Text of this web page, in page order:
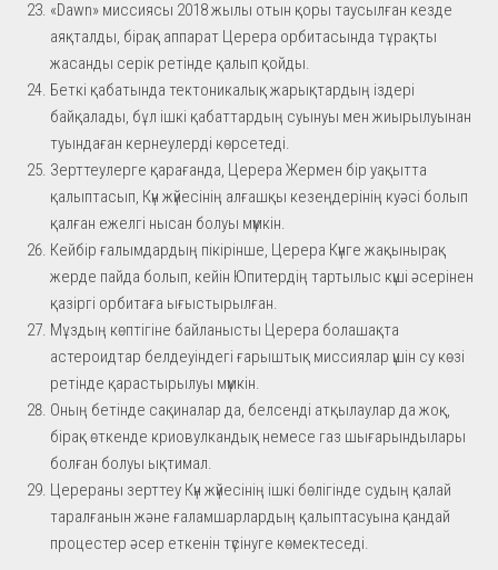
«Dawn» миссиясы 2018 жылы отын қоры таусылған кезде
аяқталды, бірақ аппарат Церера орбитасында тұрақты
жасанды серік ретінде қалып қойды.
Беткі қабатында тектоникалық жарықтардың іздері
байқалады, бұл ішкі қабаттардың суынуы мен жиырылуынан
туындаған кернеулерді көрсетеді.
Зерттеулерге қарағанда, Церера Жермен бір уақытта
қалыптасып, Күн жүйесінің алғашқы кезеңдерінің куәсі болып
қалған ежелгі нысан болуы мүмкін.
Кейбір ғалымдардың пікірінше, Церера Күнге жақынырақ
жерде пайда болып, кейін Юпитердің тартылыс күші әсерінен
қазіргі орбитаға ығыстырылған.
Мұздың көптігіне байланысты Церера болашақта
астероидтар белдеуіндегі ғарыштық миссиялар үшін су көзі
ретінде қарастырылуы мүмкін.
Оның бетінде сақиналар да, белсенді атқылаулар да жоқ,
бірақ өткенде криовулкандық немесе газ шығарындылары
болған болуы ықтимал.
Церераны зерттеу Күн жүйесінің ішкі бөлігінде судың қалай
таралғанын және ғаламшарлардың қалыптасуына қандай
процестер әсер еткенін түсінуге көмектеседі.